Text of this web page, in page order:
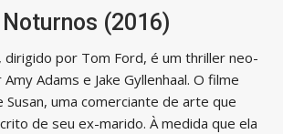
(2016)
dirigido por Tom Ford, é um thriller neo-
Adams e Jake Gyllenhaal. O filme
Susan, uma comerciante de arte que
de seu ex-marido. À medida que ela